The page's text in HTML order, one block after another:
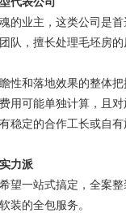
的业主，这类公司是
队，擅长处理毛坯房
性和落地效果的整体把
用可能单独计算，且
稳定的合作工长或自
力派
望一站式搞定，全案
装的全包服务。